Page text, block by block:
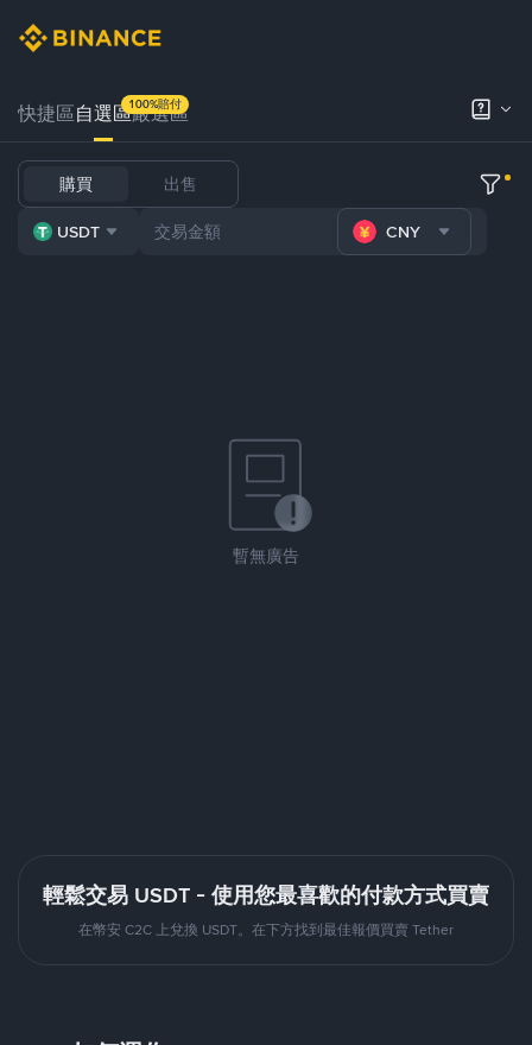
快捷區自選區嚴選區
100%賠付
購買 出售
USDT CNY
暫無廣告
輕鬆交易 USDT - 使用您最喜歡的付款方式買賣
在幣安 C2C 上兌換 USDT。在下方找到最佳報價買賣 Tether